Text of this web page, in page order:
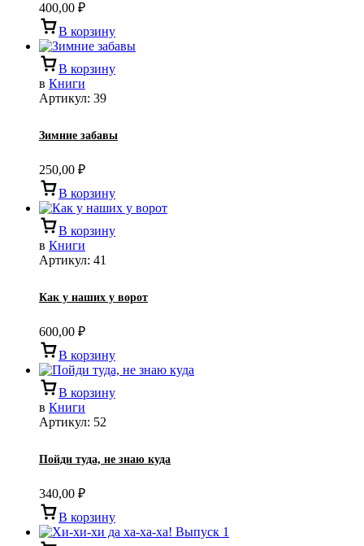
400,00 ₽
В корзину
В корзину
в Книги
Артикул: 39
Зимние забавы
250,00 ₽
В корзину
В корзину
в Книги
Артикул: 41
Как у наших у ворот
600,00 ₽
В корзину
В корзину
в Книги
Артикул: 52
Пойди туда, не знаю куда
340,00 ₽
В корзину